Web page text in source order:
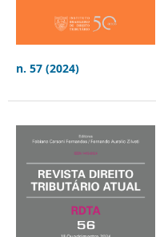
n. 57 (2024)